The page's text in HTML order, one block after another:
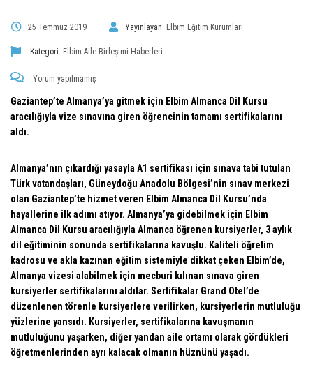
25 Temmuz 2019 Yayınlayan: Elbim Eğitim Kurumları
Kategori: Elbim Aile Birleşimi Haberleri
Yorum yapılmamış
Gaziantep’te Almanya’ya gitmek için Elbim Almanca Dil Kursu
aracılığıyla vize sınavına giren öğrencinin tamamı sertifikalarını
aldı.
Almanya’nın çıkardığı yasayla A1 sertifikası için sınava tabi tutulan
Türk vatandaşları, Güneydoğu Anadolu Bölgesi’nin sınav merkezi
olan Gaziantep’te hizmet veren Elbim Almanca Dil Kursu’nda
hayallerine ilk adımı atıyor. Almanya’ya gidebilmek için Elbim
Almanca Dil Kursu aracılığıyla Almanca öğrenen kursiyerler, 3 aylık
dil eğitiminin sonunda sertifikalarına kavuştu. Kaliteli öğretim
kadrosu ve akla kazınan eğitim sistemiyle dikkat çeken Elbim’de,
Almanya vizesi alabilmek için mecburi kılınan sınava giren
kursiyerler sertifikalarını aldılar. Sertifikalar Grand Otel’de
düzenlenen törenle kursiyerlere verilirken, kursiyerlerin mutluluğu
yüzlerine yansıdı. Kursiyerler, sertifikalarına kavuşmanın
mutluluğunu yaşarken, diğer yandan aile ortamı olarak gördükleri
öğretmenlerinden ayrı kalacak olmanın hüznünü yaşadı.